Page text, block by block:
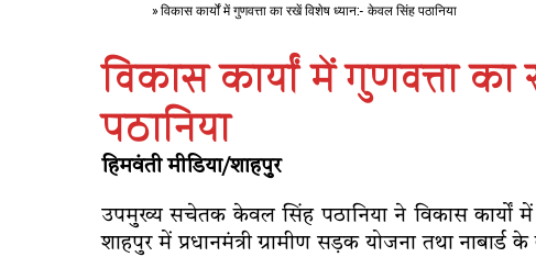
» विकास कार्यों में गुणवत्ता का रखें विशेष ध्यान:- केवल सिंह पठानिया
विकास कार्यों में गुणवत्ता
पठानिया
हिमवंती मीडिया/शाहपुर
उपमुख्य सचेतक केवल सिंह पठानिया ने विकास कार्यों
शाहपुर में प्रधानमंत्री ग्रामीण सड़क योजना तथा